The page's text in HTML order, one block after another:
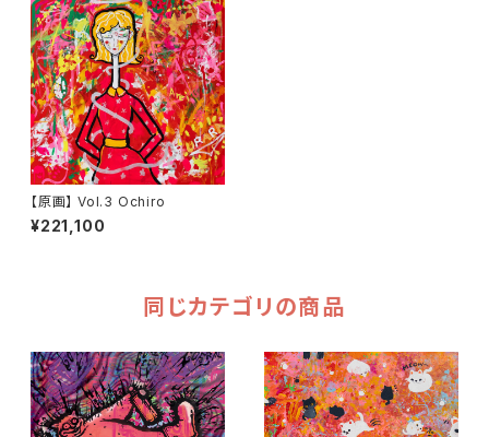
【原画】 Vol.3 Ochiro
¥221,100
同じカテゴリの商品